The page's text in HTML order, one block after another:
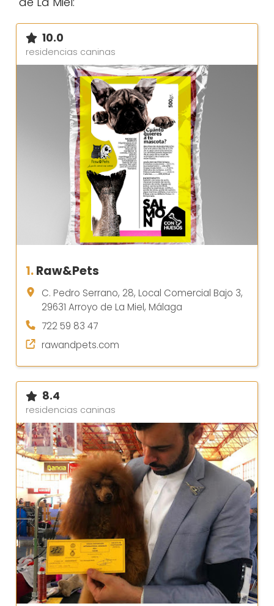
10.0
residencias caninas
1.Raw&Pets
C. Pedro Serrano, 28, Local Comercial Bajo 3,
29631 Arroyo de La Miel, Málaga
722 59 83 47
rawandpets.com
8.4
residencias caninas